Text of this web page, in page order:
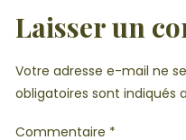
Laisser un
Votre adresse e-mail ne
obligatoires sont indiqués
Commentaire *